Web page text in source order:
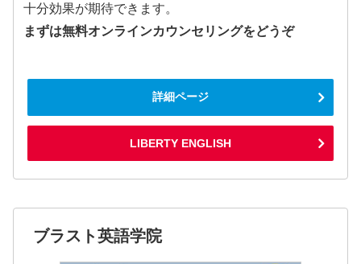
十分効果が期待できます。
まずは無料オンラインカウンセリングをどうぞ
詳細ページ
LIBERTY ENGLISH
ブラスト英語学院